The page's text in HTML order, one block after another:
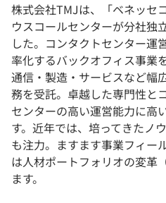
株式会社TMJは、「ベネッセ
ウスコールセンターが分社独
した。コンタクトセンター運
率化するバックオフィス事業
通信・製造・サービスなど幅
務を受託。卓越した専門性と
センターの高い運営能力に高
す。近年では、培ってきたノ
も注力。ますます事業フィー
は人材ポートフォリオの変革
ます。